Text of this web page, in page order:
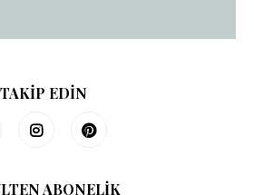
TAKİP EDİN
ABONELİK